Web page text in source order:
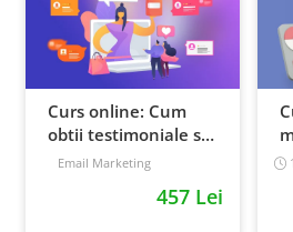
Curs online: Cum
obtii testimoniale si
recenzii puternice
Email Marketing
457 Lei